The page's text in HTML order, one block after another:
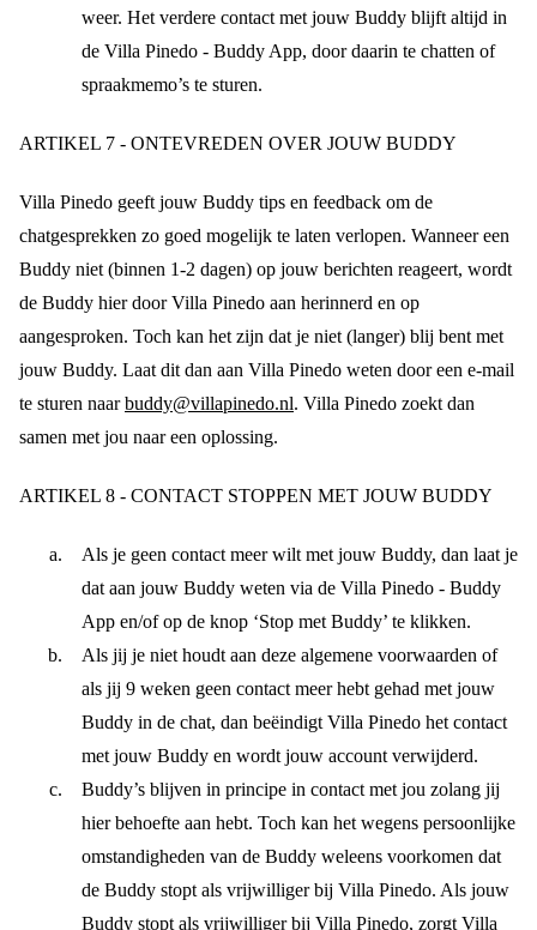
weer. Het verdere contact met jouw Buddy blijft altijd in
de Villa Pinedo - Buddy App, door daarin te chatten of
spraakmemo’s te sturen.
ARTIKEL 7 - ONTEVREDEN OVER JOUW BUDDY
Villa Pinedo geeft jouw Buddy tips en feedback om de
chatgesprekken zo goed mogelijk te laten verlopen. Wanneer een
Buddy niet (binnen 1-2 dagen) op jouw berichten reageert, wordt
de Buddy hier door Villa Pinedo aan herinnerd en op
aangesproken. Toch kan het zijn dat je niet (langer) blij bent met
jouw Buddy. Laat dit dan aan Villa Pinedo weten door een e-mail
te sturen naarbuddy@villapinedo.nl. Villa Pinedo zoekt dan
samen met jou naar een oplossing.
ARTIKEL 8 - CONTACT STOPPEN MET JOUW BUDDY
Als je geen contact meer wilt met jouw Buddy, dan laat je
dat aan jouw Buddy weten via de Villa Pinedo - Buddy
App en/of op de knop ‘Stop met Buddy’ te klikken.
Als jij je niet houdt aan deze algemene voorwaarden of
als jij 9 weken geen contact meer hebt gehad met jouw
Buddy in de chat, dan beëindigt Villa Pinedo het contact
met jouw Buddy en wordt jouw account verwijderd.
Buddy’s blijven in principe in contact met jou zolang jij
hier behoefte aan hebt. Toch kan het wegens persoonlijke
omstandigheden van de Buddy weleens voorkomen dat
de Buddy stopt als vrijwilliger bij Villa Pinedo. Als jouw
Buddy stopt als vrijwilliger bij Villa Pinedo, zorgt Villa